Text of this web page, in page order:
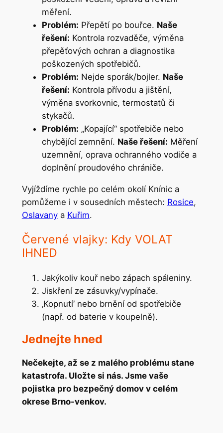
měření.
Problém: Přepětí po bouřce. Naše
řešení: Kontrola rozvaděče, výměna
přepěťových ochran a diagnostika
poškozených spotřebičů.
Problém: Nejde sporák/bojler. Naše
řešení: Kontrola přívodu a jištění,
výměna svorkovnic, termostatů či
stykačů.
Problém: „Kopající“ spotřebiče nebo
chybějící zemnění. Naše řešení: Měření
uzemnění, oprava ochranného vodiče a
doplnění proudového chrániče.
Vyjíždíme rychle po celém okolí Knínic a
pomůžeme i v sousedních městech: Rosice,
Oslavanya Kuřim.
Červené vlajky: Kdy VOLAT
IHNED
Jakýkoliv kouř nebo zápach spáleniny.
Jiskření ze zásuvky/vypínače.
‚Kopnutí‘ nebo brnění od spotřebiče
(např. od baterie v koupelně).
Jednejte hned
Nečekejte, až se z malého problému stane
katastrofa. Uložte si nás. Jsme vaše
pojistka pro bezpečný domov v celém
okrese Brno-venkov.